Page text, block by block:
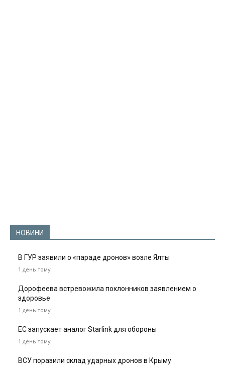
НОВИНИ
В ГУР заявили о «параде дронов» возле Ялты
1 день тому
Дорофеева встревожила поклонников заявлением о
здоровье
1 день тому
ЕС запускает аналог Starlink для обороны
1 день тому
ВСУ поразили склад ударных дронов в Крыму